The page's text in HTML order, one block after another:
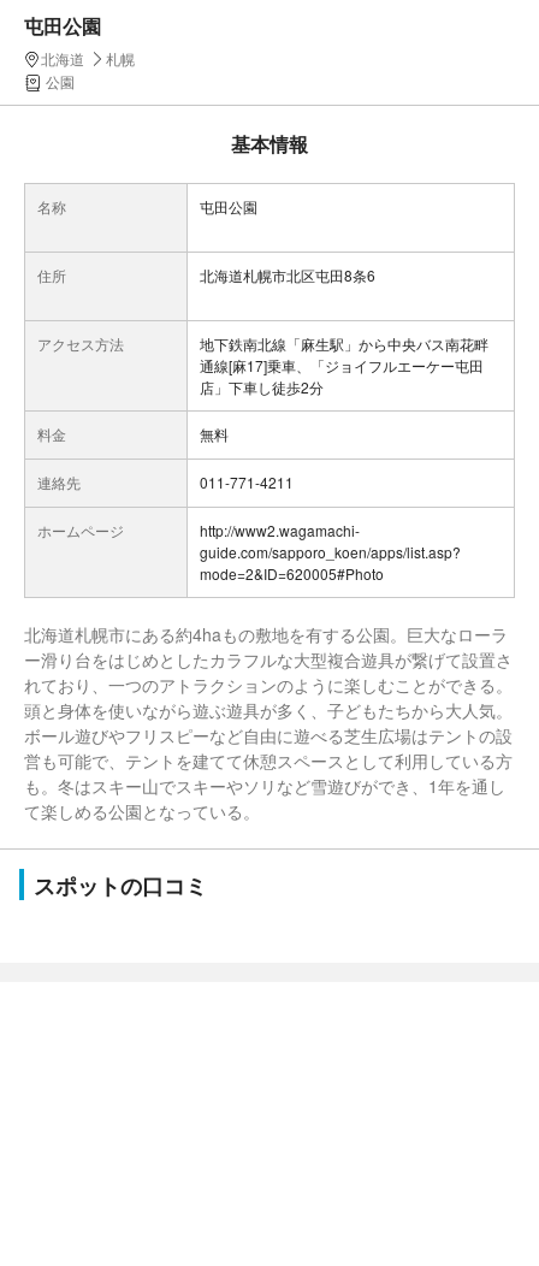
屯田公園
北海道
札幌
公園
基本情報
名称 屯田公園
住所 北海道札幌市北区屯田8条6
アクセス方法
地下鉄南北線「麻生駅」から中央バス南花畔
通線[麻17]乗車、「ジョイフルエーケー屯田
店」下車し徒歩2分
料金 無料
連絡先 011-771-4211
ホームページ
http://www2.wagamachi-
guide.com/sapporo_koen/apps/list.asp?
mode=2&ID=620005#Photo
北海道札幌市にある約4haもの敷地を有する公園。巨大なローラ
ー滑り台をはじめとしたカラフルな大型複合遊具が繋げて設置さ
れており、一つのアトラクションのように楽しむことができる。
頭と身体を使いながら遊ぶ遊具が多く、子どもたちから大人気。
ボール遊びやフリスピーなど自由に遊べる芝生広場はテントの設
営も可能で、テントを建てて休憩スペースとして利用している方
も。冬はスキー山でスキーやソリなど雪遊びができ、1年を通し
て楽しめる公園となっている。
スポットの口コミ